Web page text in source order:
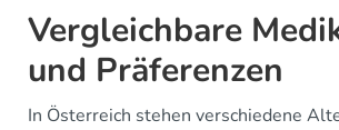
Vergleichbare
und Präferenzen
In Österreich stehen verschiedene